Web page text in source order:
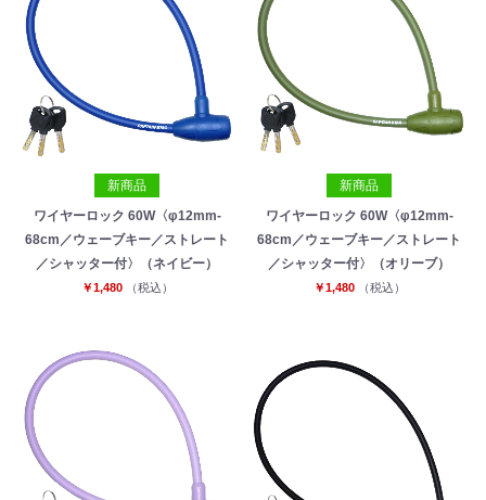
新商品
ワイヤーロック 60W〈φ12mm-
68cm／ウェーブキー／ストレート
／シャッター付〉（ネイビー）
￥1,480 （税込）
新商品
ワイヤーロック 60W〈φ12mm-
68cm／ウェーブキー／ストレート
／シャッター付〉（オリーブ）
￥1,480 （税込）